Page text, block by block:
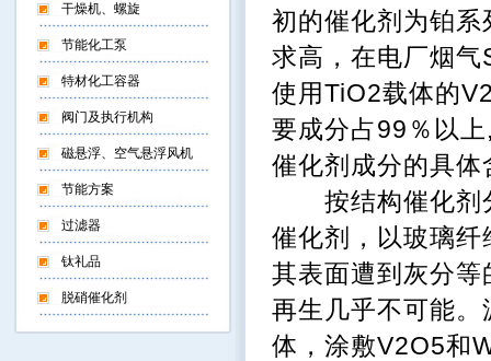
干燥机、螺旋
节能化工泵
特材化工容器
阀门及执行机构
磁悬浮、空气悬浮风机
节能方案
过滤器
钛礼品
脱硝催化剂
初的催化剂为铂
求高，在电厂烟
使用TiO2载体的
要成分占99％以
催化剂成分的具
按结构催化剂分
催化剂，以玻璃
其表面遭到灰分
再生几乎不可能
体，涂敷V2O5和